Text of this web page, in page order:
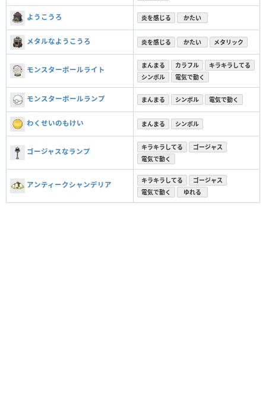
ようこうろ 炎を感じる かたい
メタルなようこうろ 炎を感じる かたい メタリック
モンスターボールライト
まんまる カラフル
キラキラしてる
シンボル
電気で動く
モンスターボールランプ まんまる シンボル 電気で動く
わくせいのもけい まんまる シンボル
ゴージャスなランプ
キラキラしてる
ゴージャス
電気で動く
アンティークシャンデリア
キラキラしてる
ゴージャス
電気で動く
ゆれる